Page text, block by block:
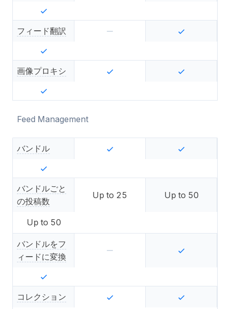
フィード翻訳
画像プロキシ
Feed Management
バンドル
バンドルごと
の投稿数
Up to 25 Up to 50
Up to 50
バンドルをフ
ィードに変換
コレクション